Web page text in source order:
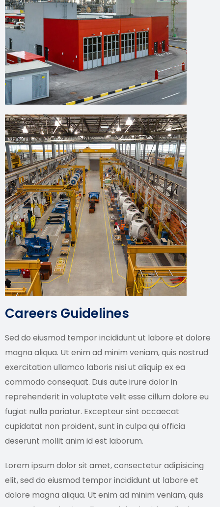
Careers Guidelines
Sed do eiusmod tempor incididunt ut labore et dolore
magna aliqua. Ut enim ad minim veniam, quis nostrud
exercitation ullamco laboris nisi ut aliquip ex ea
commodo consequat. Duis aute irure dolor in
reprehenderit in voluptate velit esse cillum dolore eu
fugiat nulla pariatur. Excepteur sint occaecat
cupidatat non proident, sunt in culpa qui officia
deserunt mollit anim id est laborum.
Lorem ipsum dolor sit amet, consectetur adipisicing
elit, sed do eiusmod tempor incididunt ut labore et
dolore magna aliqua. Ut enim ad minim veniam, quis